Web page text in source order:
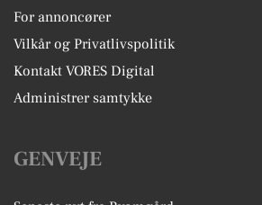
For annoncører
Vilkår og Privatlivspolitik
Kontakt VORES Digital
Administrer samtykke
GENVEJE